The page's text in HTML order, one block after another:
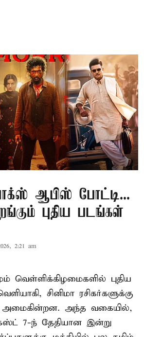
ஆபிஸ் போட்டி...
புதிய படங்கள்
2:21 am
வெள்ளிக்கிழமைகளில் புதிய
சினிமா ரசிகர்களுக்கு
அமைகின்றன. அந்த வகையில்,
7-ந் தேதியான இன்று